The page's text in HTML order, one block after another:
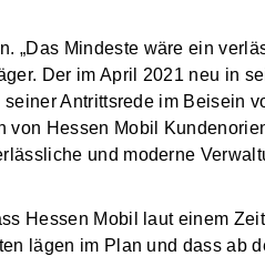
„Das Mindeste wäre ein
Der im April 2021 neu in
Antrittsrede im Beisein
von Hessen Mobil
und moderne
Hessen Mobil laut einem
lägen im Plan und dass ab